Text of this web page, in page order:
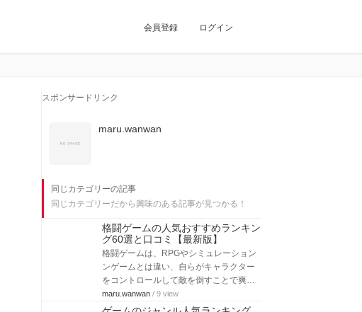
会員登録 ログイン
スポンサードリンク
maru.wanwan
同じカテゴリーの記事
同じカテゴリーだから興味のある記事が見つかる！
格闘ゲームの人気おすすめランキン
グ60選と口コミ【最新版】
格闘ゲームは、RPGやシミュレーション
ンゲームとは違い、自らがキャラクター
をコントロールして敵を倒すことで爽…
maru.wanwan / 9 view